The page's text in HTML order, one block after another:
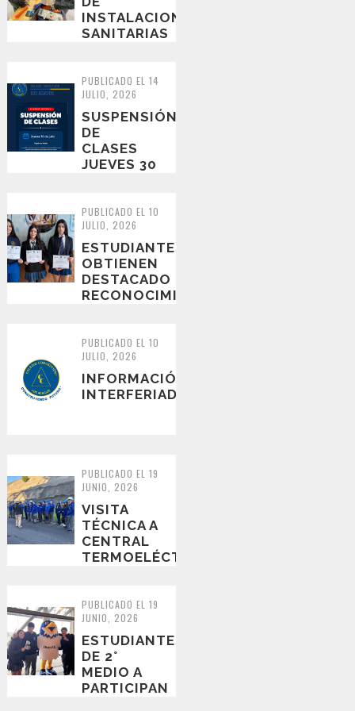
INSTALACIONES
SANITARIAS
EN
NUEVAS
TECNOLOGÍ...
PUBLICADO EL 14
JULIO, 2026
SUSPENSIÓN
DE
CLASES
JUEVES 30
PUBLICADO EL 10
JULIO, 2026
ESTUDIANTES
OBTIENEN
DESTACADO
RECONOCIMIENTO
REGIONAL
DE EMPR...
PUBLICADO EL 10
JULIO, 2026
INFORMACIÓN
INTERFERIADO​
PUBLICADO EL 19
JUNIO, 2026
VISITA
TÉCNICA A
CENTRAL
TERMOELÉCTRICA
CORONEL
PUBLICADO EL 19
JUNIO, 2026
ESTUDIANTES
DE 2°
MEDIO A
PARTICIPAN